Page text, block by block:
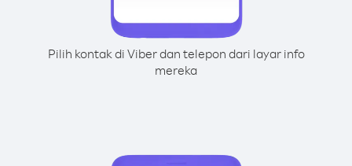
Pilih kontak di Viber dan telepon dari layar info
mereka